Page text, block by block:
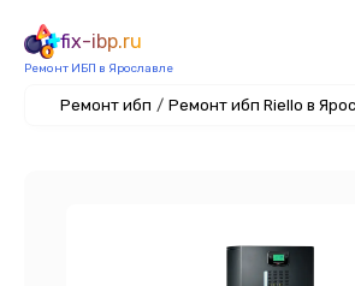
fix-ibp.ru
Ремонт ИБП в Ярославле
Ремонт ибп / Ремонт ибп Riello в